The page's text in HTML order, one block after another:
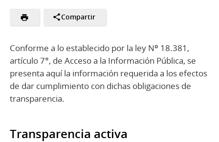
Compartir
Conforme a lo establecido por la ley Nº 18.381,
artículo 7°, de Acceso a la Información Pública, se
presenta aquí la información requerida a los efectos
de dar cumplimiento con dichas obligaciones de
transparencia.
Transparencia activa